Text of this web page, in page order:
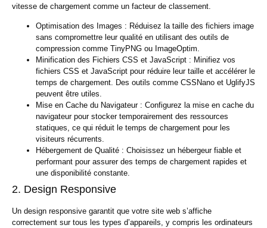
vitesse de chargement comme un facteur de classement.
Optimisation des Images : Réduisez la taille des fichiers image
sans compromettre leur qualité en utilisant des outils de
compression comme TinyPNG ou ImageOptim.
Minification des Fichiers CSS et JavaScript : Minifiez vos
fichiers CSS et JavaScript pour réduire leur taille et accélérer le
temps de chargement. Des outils comme CSSNano et UglifyJS
peuvent être utiles.
Mise en Cache du Navigateur : Configurez la mise en cache du
navigateur pour stocker temporairement des ressources
statiques, ce qui réduit le temps de chargement pour les
visiteurs récurrents.
Hébergement de Qualité : Choisissez un hébergeur fiable et
performant pour assurer des temps de chargement rapides et
une disponibilité constante.
2. Design Responsive
Un design responsive garantit que votre site web s’affiche
correctement sur tous les types d’appareils, y compris les ordinateurs